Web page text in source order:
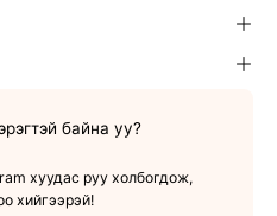
байна уу?
хуудас руу холбогдож,
хийгээрэй!